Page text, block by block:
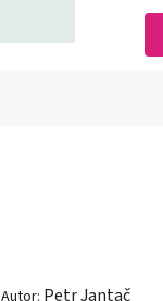
Autor: Petr Jantač